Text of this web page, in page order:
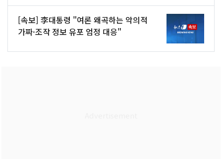
[속보] 李대통령 "여론 왜곡하는 악의적
가짜·조작 정보 유포 엄정 대응"